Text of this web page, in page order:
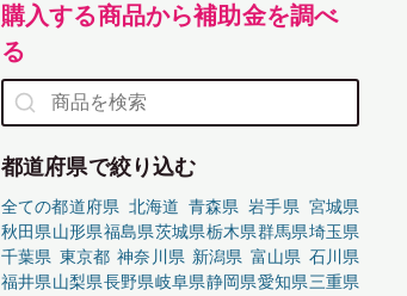
購入する商品から補助金を調べ
る
都道府県で絞り込む
全ての都道府県 北海道 青森県 岩手県 宮城県
秋田県山形県福島県茨城県栃木県群馬県埼玉県
千葉県 東京都 神奈川県 新潟県 富山県 石川県
福井県山梨県長野県岐阜県静岡県愛知県三重県